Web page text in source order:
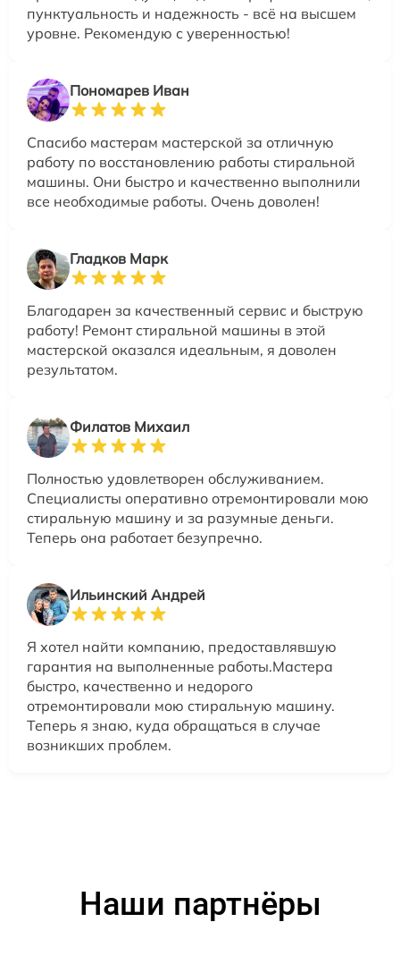
пунктуальность и надежность - всё на высшем
уровне. Рекомендую с уверенностью!
Пономарев Иван
Спасибо мастерам мастерской за отличную
работу по восстановлению работы стиральной
машины. Они быстро и качественно выполнили
все необходимые работы. Очень доволен!
Гладков Марк
Благодарен за качественный сервис и быструю
работу! Ремонт стиральной машины в этой
мастерской оказался идеальным, я доволен
результатом.
Филатов Михаил
Полностью удовлетворен обслуживанием.
Специалисты оперативно отремонтировали мою
стиральную машину и за разумные деньги.
Теперь она работает безупречно.
Ильинский Андрей
Я хотел найти компанию, предоставлявшую
гарантия на выполненные работы.Мастера
быстро, качественно и недорого
отремонтировали мою стиральную машину.
Теперь я знаю, куда обращаться в случае
возникших проблем.
Наши партнёры